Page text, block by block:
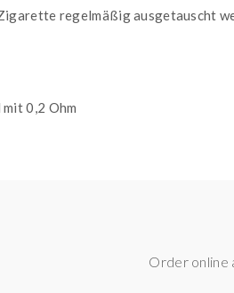
regelmäßig ausgetauscht
0,2 Ohm
Order online